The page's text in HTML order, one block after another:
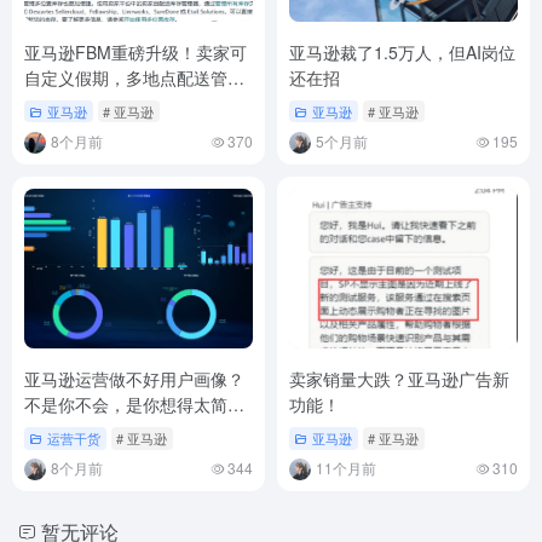
亚马逊FBM重磅升级！卖家可
自定义假期，多地点配送管理
更灵活
亚马逊 # 亚马逊
8个月前 370
亚马逊裁了1.5万人，但AI岗位
还在招
亚马逊 # 亚马逊
5个月前 195
亚马逊运营做不好用户画像？
不是你不会，是你想得太简单
了 运营干货 # 亚马逊
8个月前 344
卖家销量大跌？亚马逊广告新
功能！
亚马逊 # 亚马逊
11个月前 310
暂无评论